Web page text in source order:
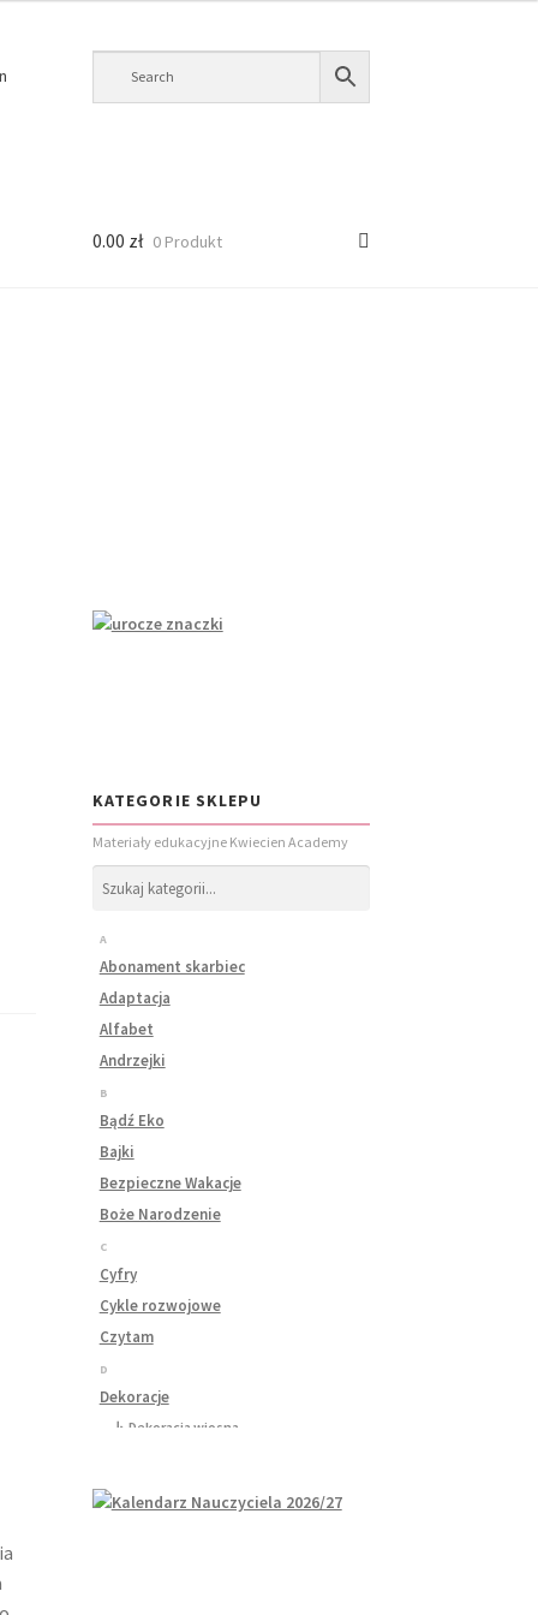
0.00 zł 0 Produkt
KATEGORIE SKLEPU
Materiały edukacyjne Kwiecien Academy
A
Abonament skarbiec
Adaptacja
Alfabet
Andrzejki
B
Bądź Eko
Bajki
Bezpieczne Wakacje
Boże Narodzenie
C
Cyfry
Cykle rozwojowe
Czytam
D
Dekoracje
↳ Dekoracja wiosna
↳ Dekoracje na drzwi